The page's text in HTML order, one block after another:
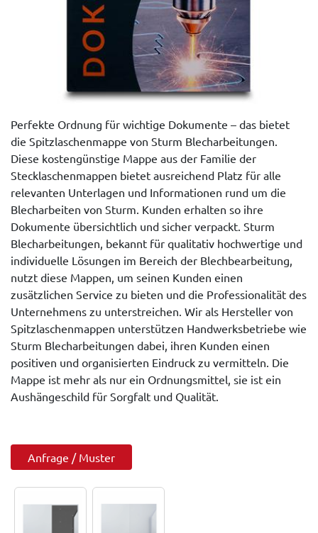
Perfekte Ordnung für wichtige Dokumente – das bietet
die Spitzlaschenmappe von Sturm Blecharbeitungen.
Diese kostengünstige Mappe aus der Familie der
Stecklaschenmappen bietet ausreichend Platz für alle
relevanten Unterlagen und Informationen rund um die
Blecharbeiten von Sturm. Kunden erhalten so ihre
Dokumente übersichtlich und sicher verpackt. Sturm
Blecharbeitungen, bekannt für qualitativ hochwertige und
individuelle Lösungen im Bereich der Blechbearbeitung,
nutzt diese Mappen, um seinen Kunden einen
zusätzlichen Service zu bieten und die Professionalität des
Unternehmens zu unterstreichen. Wir als Hersteller von
Spitzlaschenmappen unterstützen Handwerksbetriebe wie
Sturm Blecharbeitungen dabei, ihren Kunden einen
positiven und organisierten Eindruck zu vermitteln. Die
Mappe ist mehr als nur ein Ordnungsmittel, sie ist ein
Aushängeschild für Sorgfalt und Qualität.
Anfrage / Muster